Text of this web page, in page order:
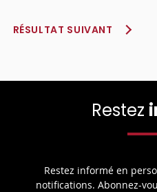
RÉSULTAT SUIVANT
Restez
Restez informé en
notifications. Abonnez-